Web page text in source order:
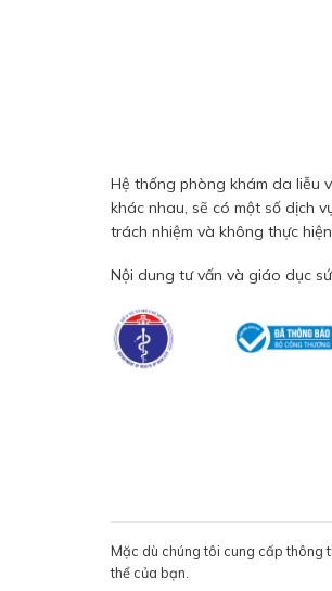
Hệ thống phòng khám da liễu
khác nhau, sẽ có một số dịch
trách nhiệm và không thực
Nội dung tư vấn và giáo dục
Mặc dù chúng tôi cung cấp thông
thể của bạn.